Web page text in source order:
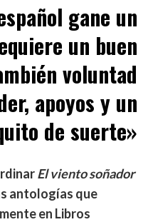
gane un
un buen
voluntad
apoyos y un
de suerte»
El viento soñador
antologías que
en Libros